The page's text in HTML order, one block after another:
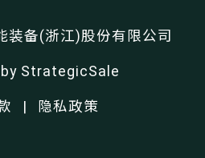
备(浙江)股份有限公司
StrategicSale
隐私政策